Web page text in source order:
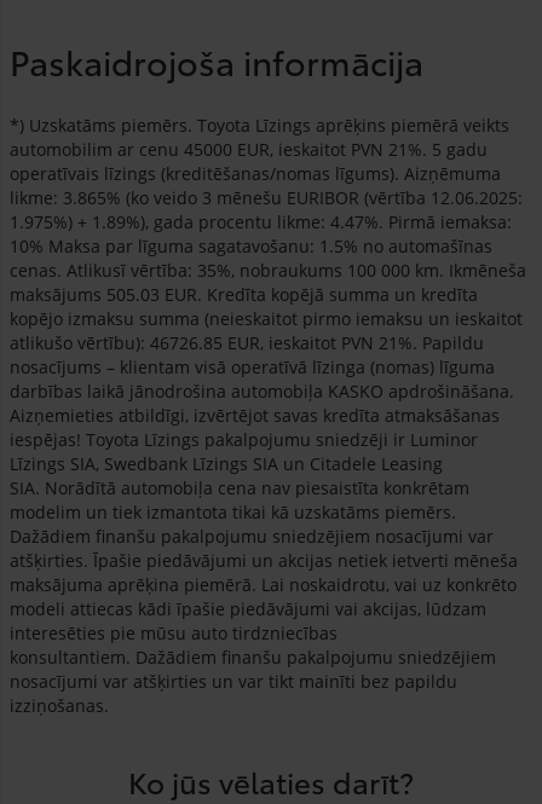
Paskaidrojoša informācija
*) Uzskatāms piemērs. Toyota Līzings aprēķins piemērā veikts
automobilim ar cenu 45000 EUR, ieskaitot PVN 21%. 5 gadu
operatīvais līzings (kreditēšanas/nomas līgums). Aizņēmuma
likme: 3.865% (ko veido 3 mēnešu EURIBOR (vērtība 12.06.2025:
1.975%) + 1.89%), gada procentu likme: 4.47%. Pirmā iemaksa:
10% Maksa par līguma sagatavošanu: 1.5% no automašīnas
cenas. Atlikusī vērtība: 35%, nobraukums 100 000 km. Ikmēneša
maksājums 505.03 EUR. Kredīta kopējā summa un kredīta
kopējo izmaksu summa (neieskaitot pirmo iemaksu un ieskaitot
atlikušo vērtību): 46726.85 EUR, ieskaitot PVN 21%. Papildu
nosacījums – klientam visā operatīvā līzinga (nomas) līguma
darbības laikā jānodrošina automobiļa KASKO apdrošināšana.
Aizņemieties atbildīgi, izvērtējot savas kredīta atmaksāšanas
iespējas! Toyota Līzings pakalpojumu sniedzēji ir Luminor
Līzings SIA, Swedbank Līzings SIA un Citadele Leasing
SIA. Norādītā automobiļa cena nav piesaistīta konkrētam
modelim un tiek izmantota tikai kā uzskatāms piemērs.
Dažādiem finanšu pakalpojumu sniedzējiem nosacījumi var
atšķirties. Īpašie piedāvājumi un akcijas netiek ietverti mēneša
maksājuma aprēķina piemērā. Lai noskaidrotu, vai uz konkrēto
modeli attiecas kādi īpašie piedāvājumi vai akcijas, lūdzam
interesēties pie mūsu auto tirdzniecības
konsultantiem. Dažādiem finanšu pakalpojumu sniedzējiem
nosacījumi var atšķirties un var tikt mainīti bez papildu
izziņošanas.
Ko jūs vēlaties darīt?